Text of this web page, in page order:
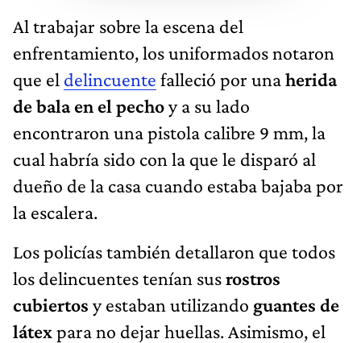
Al trabajar sobre la escena del
enfrentamiento, los uniformados notaron
que el delincuente falleció por unaherida
de bala en el pechoy a su lado
encontraron una pistola calibre 9 mm, la
cual habría sido con la que le disparó al
dueño de la casa cuando estaba bajaba por
la escalera.
Los policías también detallaron que todos
los delincuentes tenían susrostros
cubiertos y estaban utilizando guantes de
látex para no dejar huellas. Asimismo, el